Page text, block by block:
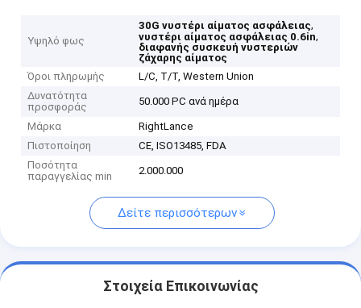
Υψηλό φως
30G νυστέρι αίματος ασφάλειας,
νυστέρι αίματος ασφάλειας 0.6in,
διαφανής συσκευή νυστεριών
ζάχαρης αίματος
Όροι πληρωμής
L/C, T/T, Western Union
Δυνατότητα
προσφοράς
50.000 PC ανά ημέρα
Μάρκα
RightLance
Πιστοποίηση
CE, ISO13485, FDA
Ποσότητα
παραγγελίας min
2.000.000
Δείτε περισσότερων
Στοιχεία Επικοινωνίας